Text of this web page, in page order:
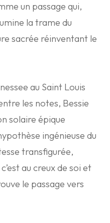
un passage qui,
la trame du
sacrée réinventant le
au Saint Louis
les notes, Bessie
solaire épique
ingénieuse du
transfigurée,
au creux de soi et
le passage vers